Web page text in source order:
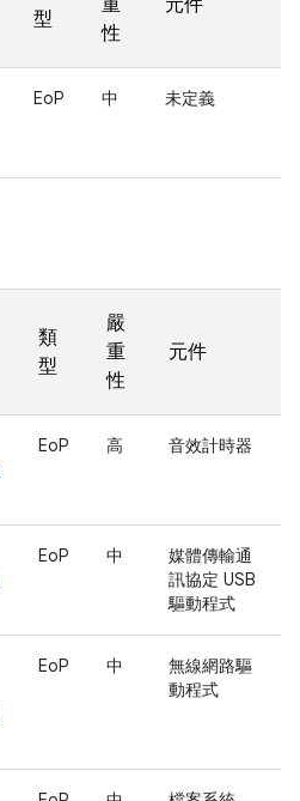
型
重
性
元件
EoP 中 未定義
類
型
嚴
重
性
元件
EoP 高 音效計時器
EoP 中
媒體傳輸通
訊協定 USB
驅動程式
EoP 中
無線網路驅
動程式